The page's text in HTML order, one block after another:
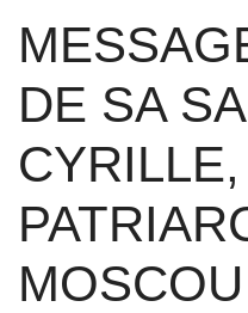
DE SA
CYRILLE,